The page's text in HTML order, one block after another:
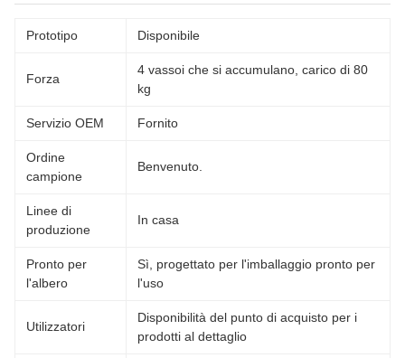
Prototipo Disponibile
Forza
4 vassoi che si accumulano, carico di 80
kg
Servizio OEM Fornito
Ordine
campione
Benvenuto.
Linee di
produzione
In casa
Pronto per
l'albero
Sì, progettato per l'imballaggio pronto per
l'uso
Utilizzatori
Disponibilità del punto di acquisto per i
prodotti al dettaglio